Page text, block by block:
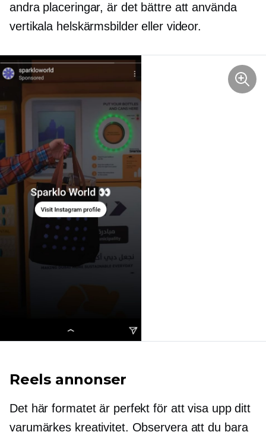
andra placeringar, är det bättre att använda
vertikala helskärmsbilder eller videor.
Reels annonser
Det här formatet är perfekt för att visa upp ditt
varumärkes kreativitet. Observera att du bara